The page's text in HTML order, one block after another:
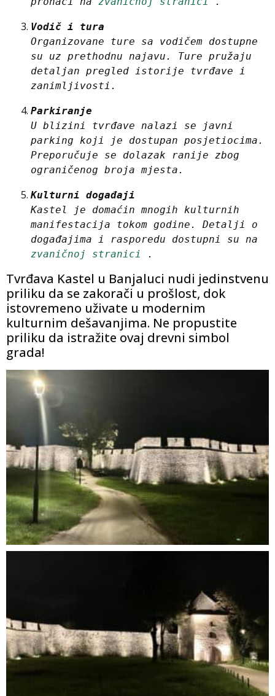
Vodič i tura
Organizovane ture sa vodičem dostupne
su uz prethodnu najavu. Ture pružaju
detaljan pregled istorije tvrđave i
zanimljivosti.
Parkiranje
U blizini tvrđave nalazi se javni
parking koji je dostupan posjetiocima.
Preporučuje se dolazak ranije zbog
ograničenog broja mjesta.
Kulturni događaji
Kastel je domaćin mnogih kulturnih
manifestacija tokom godine. Detalji o
zvaničnoj stranici
.
Tvrđava Kastel u Banjaluci nudi jedinstvenu
priliku da se zakorači u prošlost, dok
istovremeno uživate u modernim
kulturnim dešavanjima. Ne propustite
priliku da istražite ovaj drevni simbol
grada!